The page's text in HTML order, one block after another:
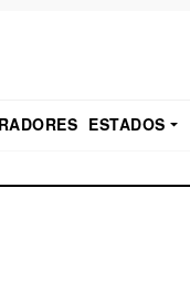
ESTADOS